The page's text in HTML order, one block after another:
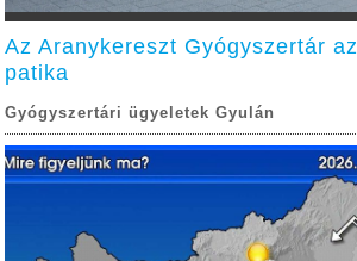
Az Aranykereszt Gyógyszertár
patika
Gyógyszertári ügyeletek Gyulán